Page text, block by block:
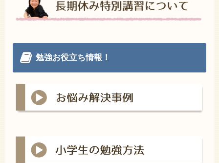
勉強お役立ち情報！